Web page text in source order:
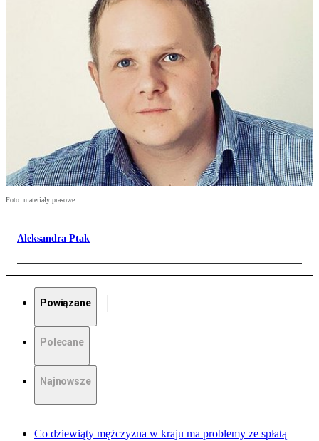
Foto: materiały prasowe
Aleksandra Ptak
Powiązane
Polecane
Najnowsze
Co dziewiąty mężczyzna w kraju ma problemy ze spłatą